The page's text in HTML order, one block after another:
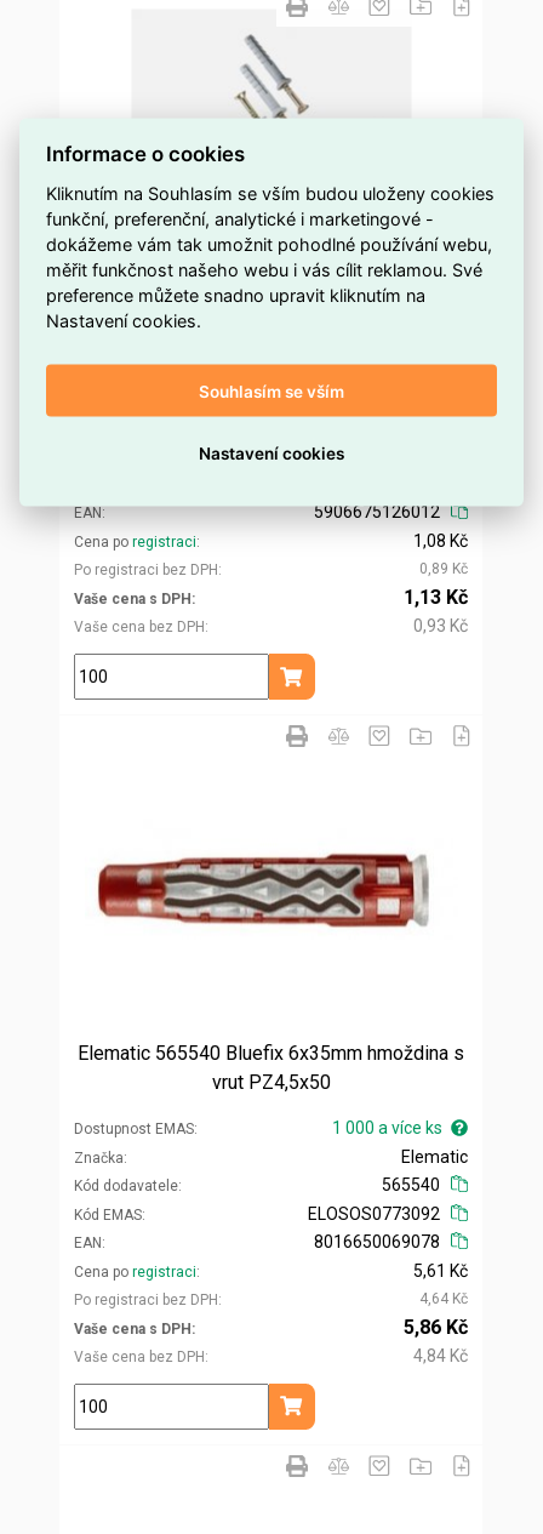
Natloukací hmoždina 6 x 40 ny DEN BRAVEN
1 000 a více ks
EAN
5906675126012
Cena po registraci
Po registraci bez DPH
1,08 Kč
0,89 Kč
Vaše cena s DPH
Vaše cena bez DPH
1,13 Kč
0,93 Kč
ks
Přidat do košíku
Elematic 565540 Bluefix 6x35mm hmoždina s
vrut PZ4,5x50
Dostupnost EMAS 1 000 a více ks
Značka
Kód dodavatele
Elematic
565540
Kód EMAS
EAN
ELOSOS0773092
8016650069078
Cena po registraci
Po registraci bez DPH
5,61 Kč
4,64 Kč
Vaše cena s DPH
Vaše cena bez DPH
5,86 Kč
4,84 Kč
ks
Přidat do košíku
Informace o cookies
Kliknutím na Souhlasím se vším budou uloženy cookies
funkční, preferenční, analytické i marketingové -
dokážeme vám tak umožnit pohodlné používání webu,
měřit funkčnost našeho webu i vás cílit reklamou. Své
preference můžete snadno upravit kliknutím na
Nastavení cookies.
Souhlasím se vším
Nastavení cookies